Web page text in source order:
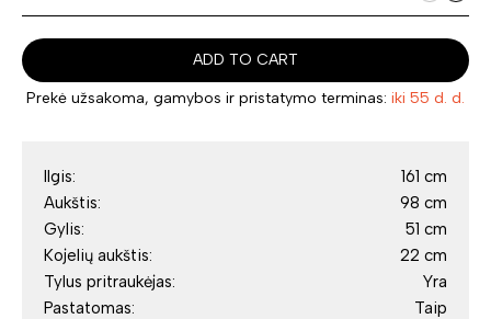
ADD TO CART
Prekė užsakoma, gamybos ir pristatymo terminas: iki 55 d. d.
Ilgis:
161 cm
Aukštis:
98 cm
Gylis:
51 cm
Kojelių aukštis:
22 cm
Tylus pritraukėjas:
Yra
Pastatomas:
Taip